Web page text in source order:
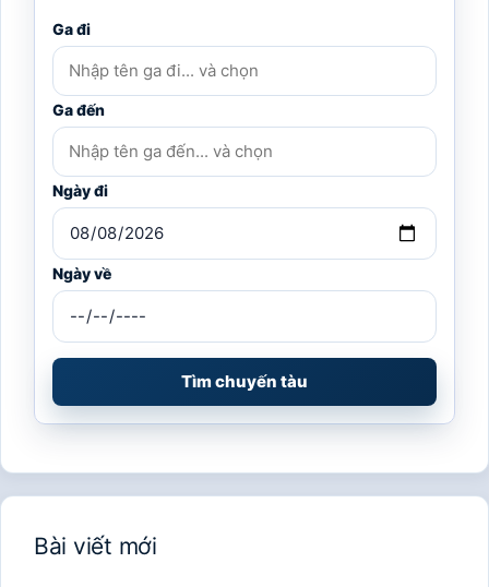
Ga đi
Ga đến
Ngày đi
Ngày về
Tìm chuyến tàu
Bài viết mới